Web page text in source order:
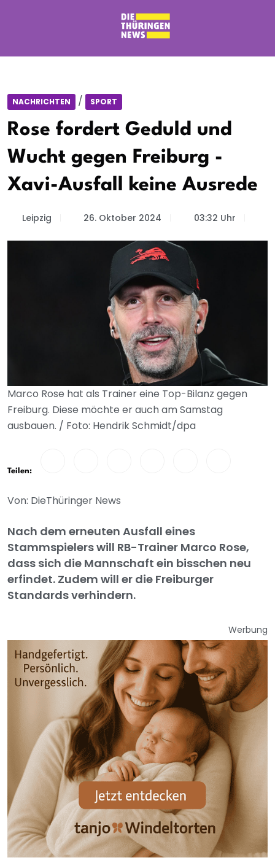
NACHRICHTEN / SPORT
Rose fordert Geduld und
Wucht gegen Freiburg -
Xavi-Ausfall keine Ausrede
Leipzig 26. Oktober 2024 03:32 Uhr
Marco Rose hat als Trainer eine Top-Bilanz gegen
Freiburg. Diese möchte er auch am Samstag
ausbauen. / Foto: Hendrik Schmidt/dpa
Teilen:
Von: DieThüringer News
Nach dem erneuten Ausfall eines
Stammspielers will RB-Trainer Marco Rose,
dass sich die Mannschaft ein bisschen neu
erfindet. Zudem will er die Freiburger
Standards verhindern.
Werbung